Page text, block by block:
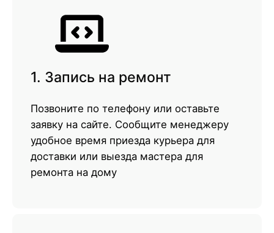
1. Запись на ремонт
Позвоните по телефону или оставьте
заявку на сайте. Сообщите менеджеру
удобное время приезда курьера для
доставки или выезда мастера для
ремонта на дому